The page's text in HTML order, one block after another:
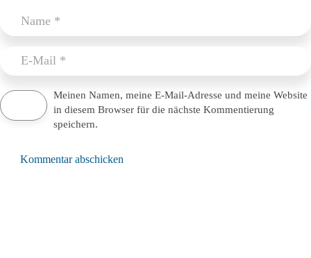
Meinen Namen, meine E-Mail-Adresse und meine Website
in diesem Browser für die nächste Kommentierung
speichern.
Kommentar abschicken